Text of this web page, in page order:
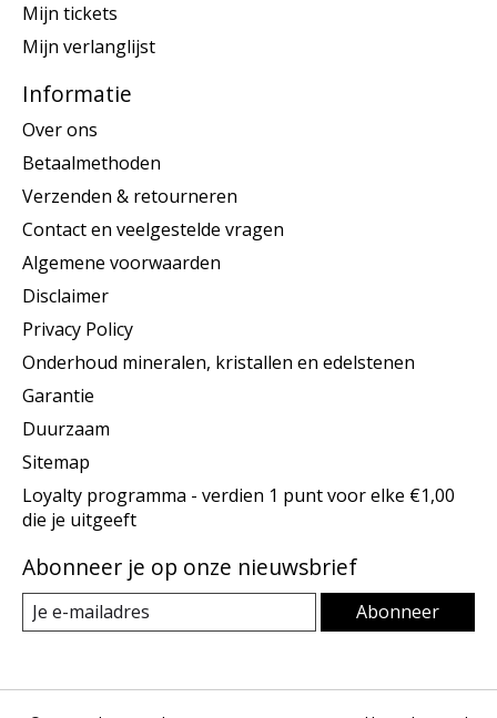
Mijn tickets
Mijn verlanglijst
Informatie
Over ons
Betaalmethoden
Verzenden & retourneren
Contact en veelgestelde vragen
Algemene voorwaarden
Disclaimer
Privacy Policy
Onderhoud mineralen, kristallen en edelstenen
Garantie
Duurzaam
Sitemap
Loyalty programma - verdien 1 punt voor elke €1,00
die je uitgeeft
Abonneer je op onze nieuwsbrief
Abonneer